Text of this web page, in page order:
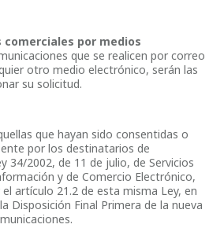
comerciales por medios
que se realicen por correo
otro medio electrónico, serán las
su solicitud.
que hayan sido consentidas o
por los destinatarios de
34/2002, de 11 de julio, de Servicios
y de Comercio Electrónico,
artículo 21.2 de esta misma Ley, en
Disposición Final Primera de la nueva